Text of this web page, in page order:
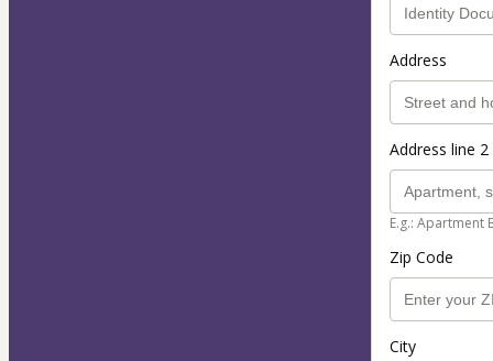
Address
Address line
E.g.: Apartment
Zip Code
City